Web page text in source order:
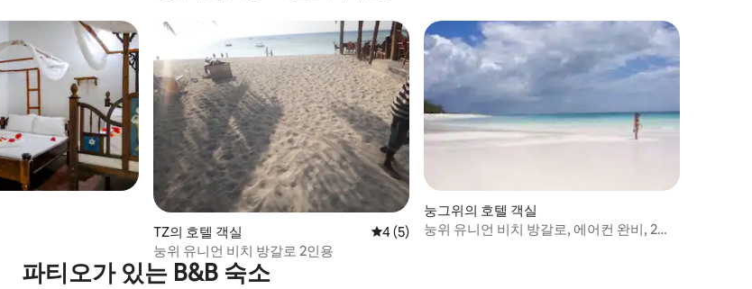
TZ의 호텔 객실 평점 4점(5점 만점), 후기 5개
4 (5)
눙위 유니언 비치 방갈로 2인용
눙그위의 호텔 객실
눙위 유니언 비치 방갈로, 에어컨 완비, 2인
파티오가 있는 B&B 숙소